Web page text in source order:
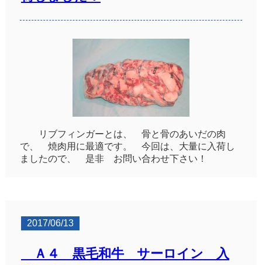
リブフィンガーとは、 骨と骨のあいだの肉
で、 焼肉用に最適です。 今回は、大量に入荷し
ましたので、 是非 お問い合わせ下さい！
2017/06/13
Ａ４ 黒毛和牛 サーロイン 入